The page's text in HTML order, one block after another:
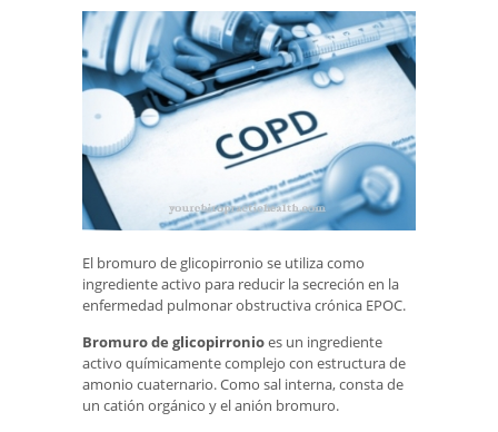
El bromuro de glicopirronio se utiliza como
ingrediente activo para reducir la secreción en la
enfermedad pulmonar obstructiva crónica EPOC.
Bromuro de glicopirronioes un ingrediente
activo químicamente complejo con estructura de
amonio cuaternario. Como sal interna, consta de
un catión orgánico y el anión bromuro.